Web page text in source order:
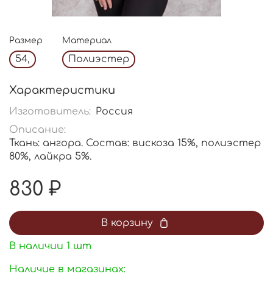
Размер
54,
Материал
Полиэстер
Характеристики
Изготовитель: Россия
Описание:
Ткань: ангора. Состав: вискоза 15%, полиэстер
80%, лайкра 5%.
830 ₽
В корзину
В наличии 1 шт
Наличие в магазинах: